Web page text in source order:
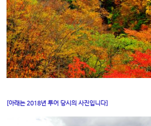
[아래는 2018년 투어 당시의 사진입니다]